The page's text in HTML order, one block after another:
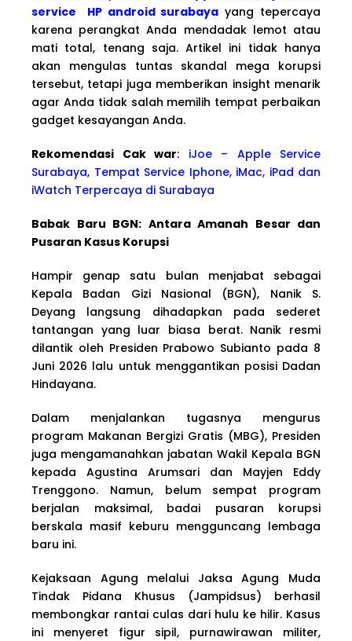
service HP android surabaya yang tepercaya
karena perangkat Anda mendadak lemot atau
mati total, tenang saja. Artikel ini tidak hanya
akan mengulas tuntas skandal mega korupsi
tersebut, tetapi juga memberikan insight menarik
agar Anda tidak salah memilih tempat perbaikan
gadget kesayangan Anda.
Rekomendasi Cak war: iJoe – Apple Service
Surabaya, Tempat Service Iphone, iMac, iPad dan
iWatch Terpercaya di Surabaya
Babak Baru BGN: Antara Amanah Besar dan
Pusaran Kasus Korupsi
Hampir genap satu bulan menjabat sebagai
Kepala Badan Gizi Nasional (BGN), Nanik S.
Deyang langsung dihadapkan pada sederet
tantangan yang luar biasa berat. Nanik resmi
dilantik oleh Presiden Prabowo Subianto pada 8
Juni 2026 lalu untuk menggantikan posisi Dadan
Hindayana.
Dalam menjalankan tugasnya mengurus
program Makanan Bergizi Gratis (MBG), Presiden
juga mengamanahkan jabatan Wakil Kepala BGN
kepada Agustina Arumsari dan Mayjen Eddy
Trenggono. Namun, belum sempat program
berjalan maksimal, badai pusaran korupsi
berskala masif keburu mengguncang lembaga
baru ini.
Kejaksaan Agung melalui Jaksa Agung Muda
Tindak Pidana Khusus (Jampidsus) berhasil
membongkar rantai culas dari hulu ke hilir. Kasus
ini menyeret figur sipil, purnawirawan militer,